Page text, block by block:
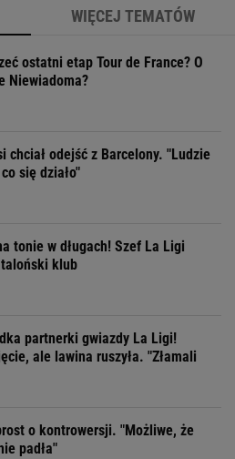
WIĘCEJ TEMATÓW
ostatni etap Tour de France? O
Niewiadoma?
chciał odejść z Barcelony. "Ludzie
się działo"
tonie w długach! Szef La Ligi
klub
partnerki gwiazdy La Ligi!
ale lawina ruszyła. "Złamali
o kontrowersji. "Możliwe, że
padła"